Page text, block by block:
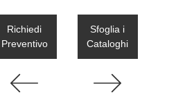
Richiedi
Preventivo
Sfoglia i
Cataloghi